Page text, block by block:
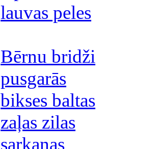
lauvas peles
Bērnu bridži
pusgarās
bikses baltas
zaļas zilas
sarkanas